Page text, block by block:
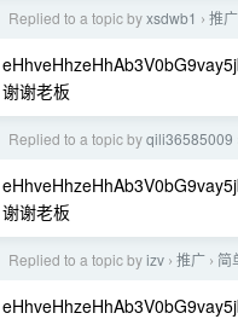
Replied to a topic byxsdwb1 › 推广
谢谢老板
Replied to a topic byqili36585009
谢谢老板
Replied to a topic byizv › 推广 › 简